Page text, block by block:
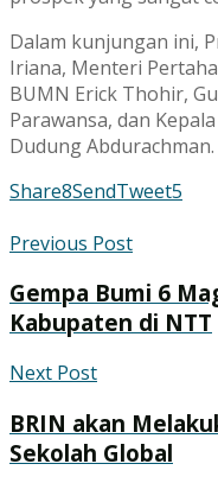
Dalam kunjungan ini,
Iriana, Menteri
BUMN Erick Thohir,
Parawansa, dan
Dudung Abdurachman.
Share8SendTweet5
Previous Post
Gempa Bumi 6
Kabupaten di NTT
Next Post
BRIN akan
Sekolah Global